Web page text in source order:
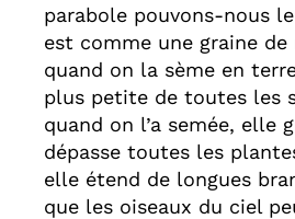
parabole pouvons-nous
est comme une graine
quand on la sème en
plus petite de toutes les
quand on l’a semée, elle
dépasse toutes les
elle étend de longues
que les oiseaux du ciel